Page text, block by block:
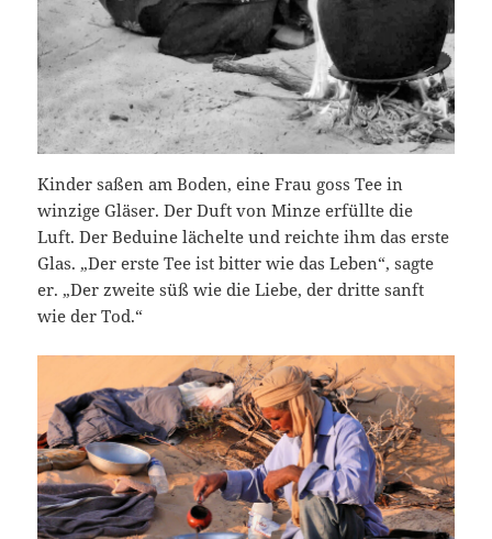
Kinder saßen am Boden, eine Frau goss Tee in
winzige Gläser. Der Duft von Minze erfüllte die
Luft. Der Beduine lächelte und reichte ihm das erste
Glas. „Der erste Tee ist bitter wie das Leben“, sagte
er. „Der zweite süß wie die Liebe, der dritte sanft
wie der Tod.“